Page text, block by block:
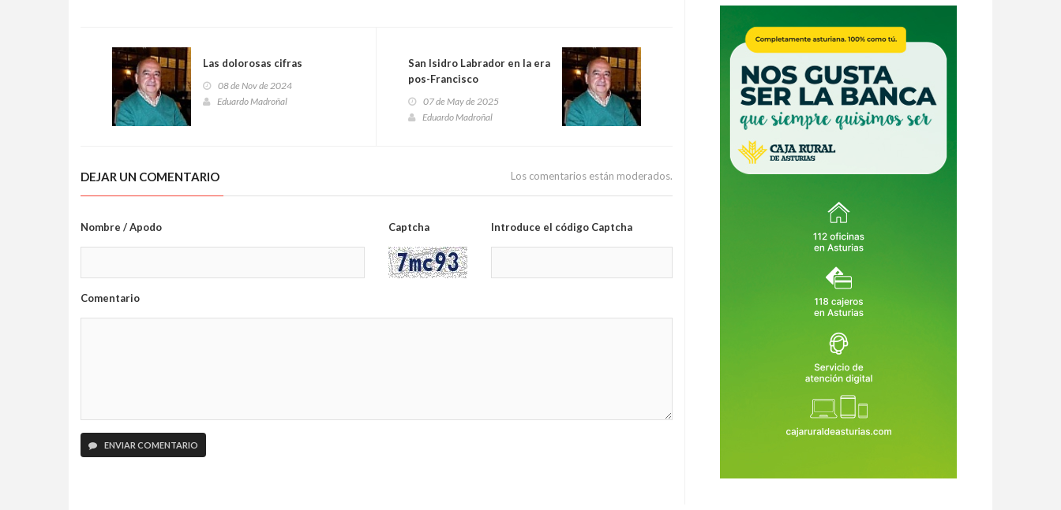
Las dolorosas cifras
08 de Nov de 2024
Eduardo Madroñal
San Isidro Labrador en la era
pos-Francisco
07 de May de 2025
Eduardo Madroñal
DEJAR UN COMENTARIO Los comentarios están moderados.
Nombre / Apodo Captcha Introduce el código Captcha
Comentario
ENVIAR COMENTARIO